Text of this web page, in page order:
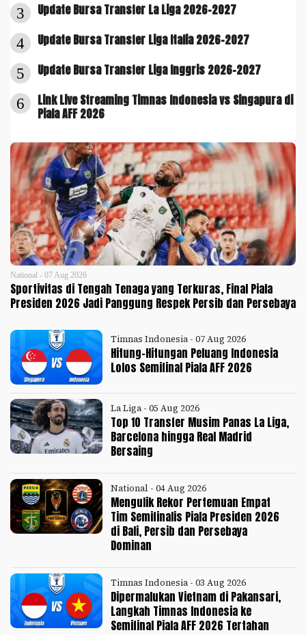
3 Update Bursa Transfer La Liga 2026-2027
4 Update Bursa Transfer Liga Italia 2026-2027
5 Update Bursa Transfer Liga Inggris 2026-2027
6
Link Live Streaming Timnas Indonesia vs Singapura di
Piala AFF 2026
National - 07 Aug 2026
Sportivitas di Tengah Tenaga yang Terkuras, Final Piala
Presiden 2026 Jadi Panggung Respek Persib dan Persebaya
Timnas Indonesia - 07 Aug 2026
Hitung-Hitungan Peluang Indonesia
Lolos Semifinal Piala AFF 2026
La Liga - 05 Aug 2026
Top 10 Transfer Musim Panas La Liga,
Barcelona hingga Real Madrid
Bersaing
National - 04 Aug 2026
Mengulik Rekor Pertemuan Empat
Tim Semifinalis Piala Presiden 2026
di Bali, Persib dan Persebaya
Dominan
Timnas Indonesia - 03 Aug 2026
Dipermalukan Vietnam di Pakansari,
Langkah Timnas Indonesia ke
Semifinal Piala AFF 2026 Tertahan